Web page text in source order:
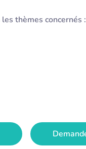
thèmes concernés :